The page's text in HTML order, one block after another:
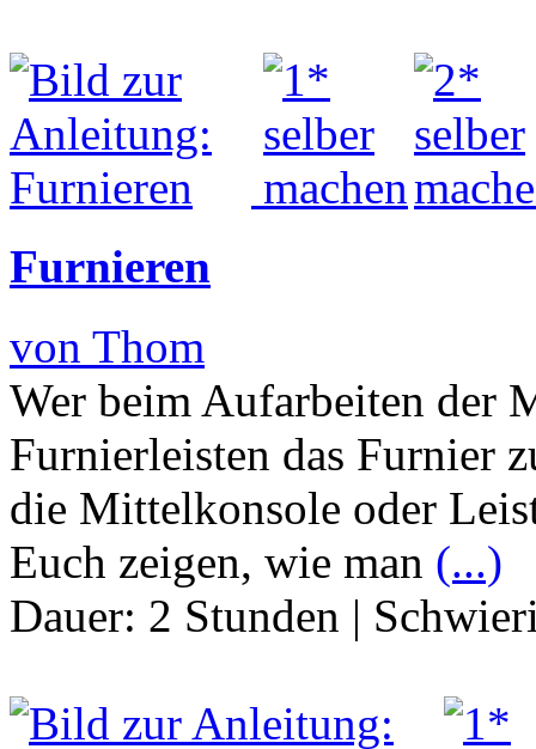
Furnieren
von Thom
Wer beim Aufarbeiten der
Furnierleisten das Furnier
die Mittelkonsole oder
Euch zeigen, wie man (...)
Dauer: 2 Stunden |